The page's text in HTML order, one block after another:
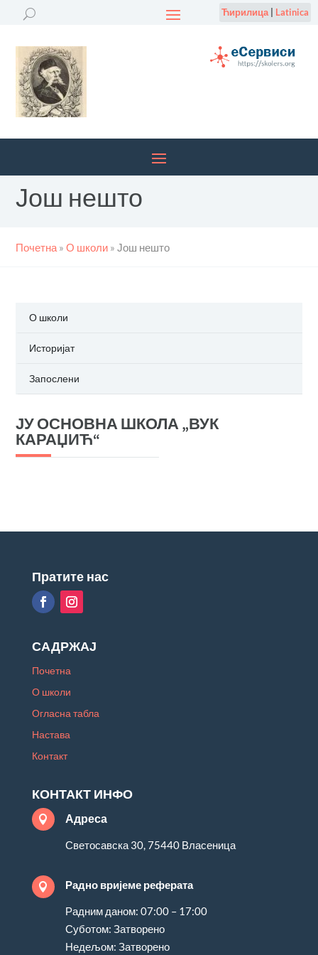
Ћирилица| Latinica
Још нешто
Почетна »О школи »Још нешто
О школи
Историјат
Запослени
ЈУ ОСНОВНА ШКОЛА „ВУК
КАРАЏИЋ“
Пратите нас
САДРЖАЈ
Почетна
О школи
Огласна табла
Настава
Контакт
КОНТАКТ ИНФО
 Адреса
Светосавска 30, 75440 Власеница
 Радно вријеме реферата
Радним даном: 07:00 – 17:00
Суботом: Затворено
Недељом: Затворено